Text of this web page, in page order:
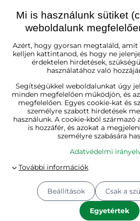
© 2026 Jurhan.hu 💚 | Minden
Adatvédelmi beállítások
A megrendelés állapota
Mi is használunk sütiket
weboldalunk
Azért, hogy gyorsan megtaláld, amit
kelljen kattintanod, és hogy ne
érdektelen hirdetések,
használatához való
Segítségükkel weboldalunkat úgy
minden megfelelően működjön, és
megfelelően. Egyes cookie-kat és
személyre szabott hirdetések
használunk. A cookie-kból származó
is hozzáfér, és azokat a
személyre szabására
Adatvédelmi
Beállítások
Egyetértek
Csak a